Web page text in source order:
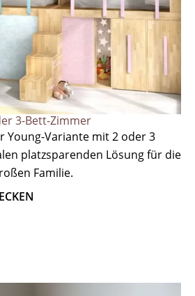
3-Bett-Zimmer
Young-Variante mit 2 oder 3
platzsparenden Lösung für die
Familie.